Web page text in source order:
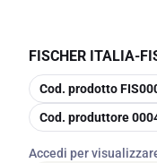
FISCHER ITALIA-
copia
Cod. prodotto
copia
Cod. produttore
Accedi per